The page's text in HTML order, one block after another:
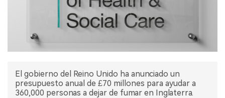
El gobierno del Reino Unido ha anunciado un
presupuesto anual de £70 millones para ayudar a
360,000 personas a dejar de fumar en Inglaterra.